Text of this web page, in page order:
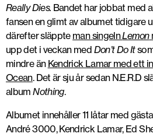
Really Dies. Bandet har jobbat med
fansen en glimt av albumet tidigare
därefter släppte man singelnLemon
upp det i veckan med Don’t Do It
mindre än Kendrick Lamar med ett
Ocean. Det är sju år sedan N.E.R.D
albumNothing.
Albumet innehåller 11 låtar med
André 3000, Kendrick Lamar, Ed